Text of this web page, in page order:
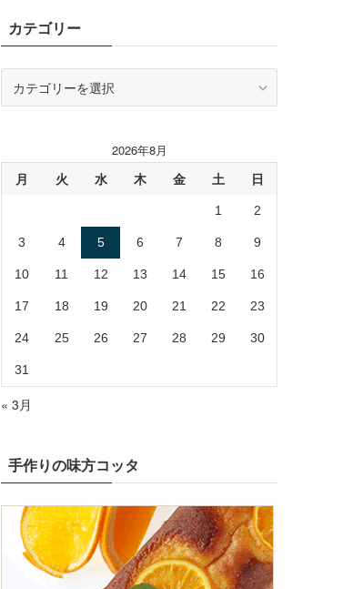
カテゴリー
ー
2026年8月
月 火 水 木 金 土 日
1 2
3 4 5 6 7 8 9
10 11 12 13 14 15 16
17 18 19 20 21 22 23
24 25 26 27 28 29 30
31
« 3月
手作りの味方コッタ